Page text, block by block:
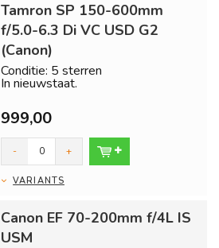
Tamron SP 150-600mm
f/5.0-6.3 Di VC USD G2
(Canon)
Conditie: 5 sterren
In nieuwstaat.
Inclusief 1 jaar garantie en gratis
verzending binnen 24 uur!...
999,00
- +
VARIANTS
Canon EF 70-200mm f/4L IS
USM